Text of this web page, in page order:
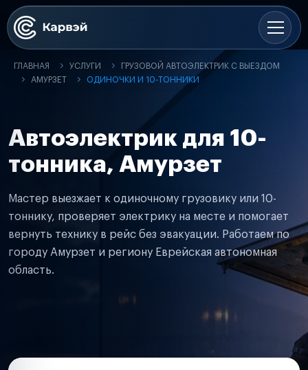
ГЛАВНАЯ УСЛУГИ
ГРУЗОВОЙ АВТОЭЛЕКТРИК С ВЫЕЗДОМ
АМУРЗЕТ
ОДИНОЧКИ И 10-ТОННИКИ
Автоэлектрик для 10-
тонника, Амурзет
Мастер выезжает к одиночному грузовику или 10-
тоннику, проверяет электрику на месте и помогает
вернуть технику в рейс без эвакуации. Работаем по
городу Амурзет и региону Еврейская автономная
область.